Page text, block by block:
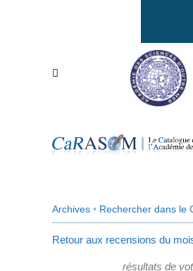
Archives • Rechercher dans le
Retour aux recensions du
résultats de